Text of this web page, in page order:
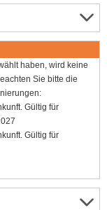
haben, wird keine
Sie bitte die
Gültig für
Gültig für